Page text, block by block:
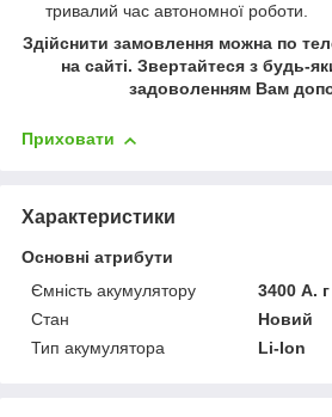
тривалий час автономної роботи.
Здійснити замовлення можна по
на сайті. Звертайтеся з будь-
задоволенням Вам
Приховати
Характеристики
Основні атрибути
Ємність акумулятору
3400 А. г
Стан
Новий
Тип акумулятора
Li-Ion